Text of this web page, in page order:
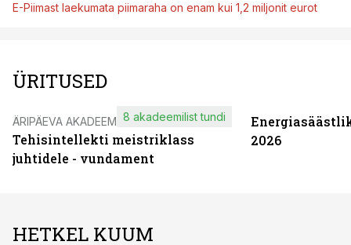
E-Piimast laekumata piimaraha on enam kui 1,2 miljonit eurot
ÜRITUSED
ÄRIPÄEVA AKADEEMIA
Tehisintellekti meistriklass
juhtidele - vundament
8 akadeemilist tundi
2026
HETKEL KUUM